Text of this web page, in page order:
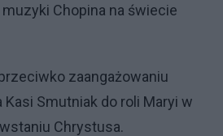
Chopina na świecie
zaangażowaniu
Smutniak do roli Maryi w
Chrystusa.